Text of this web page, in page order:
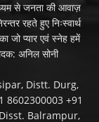
से जनता की आवाज़
रहते हुए निःस्वार्थ
जो प्यार एवं स्नेह हमें
अनिल सोनी
Distt. Durg,
8602300003 +91
Balrampur,